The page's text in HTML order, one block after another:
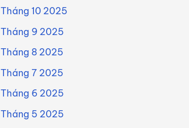
Tháng 10 2025
Tháng 9 2025
Tháng 8 2025
Tháng 7 2025
Tháng 6 2025
Tháng 5 2025